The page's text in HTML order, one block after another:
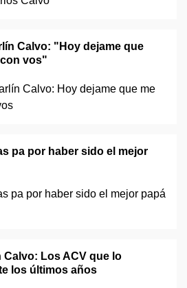
Calvo: "Hoy dejame que
vos"
pa por haber sido el mejor
Calvo: Los ACV que lo
los últimos años